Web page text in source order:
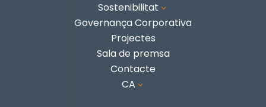
Sostenibilitat 3
Governança Corporativa
Projectes
Sala de premsa
Contacte
CA 3